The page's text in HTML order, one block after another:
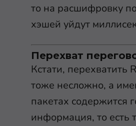
то на расшифровку
хэшей уйдут
Перехват
Кстати, перехватить
тоже несложно, а
пакетах содержится
информация, то есть